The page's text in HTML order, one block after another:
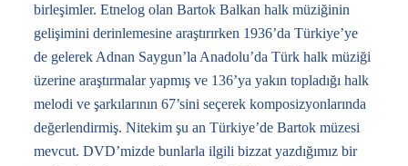
birleşimler. Etnelog olan Bartok Balkan halk müziğinin
gelişimini derinlemesine araştırırken 1936’da Türkiye’ye
de gelerek Adnan Saygun’la Anadolu’da Türk halk müziği
üzerine araştırmalar yapmış ve 136’ya yakın topladığı halk
melodi ve şarkılarının 67’sini seçerek komposizyonlarında
değerlendirmiş. Nitekim şu an Türkiye’de Bartok müzesi
mevcut. DVD’mizde bunlarla ilgili bizzat yazdığımız bir